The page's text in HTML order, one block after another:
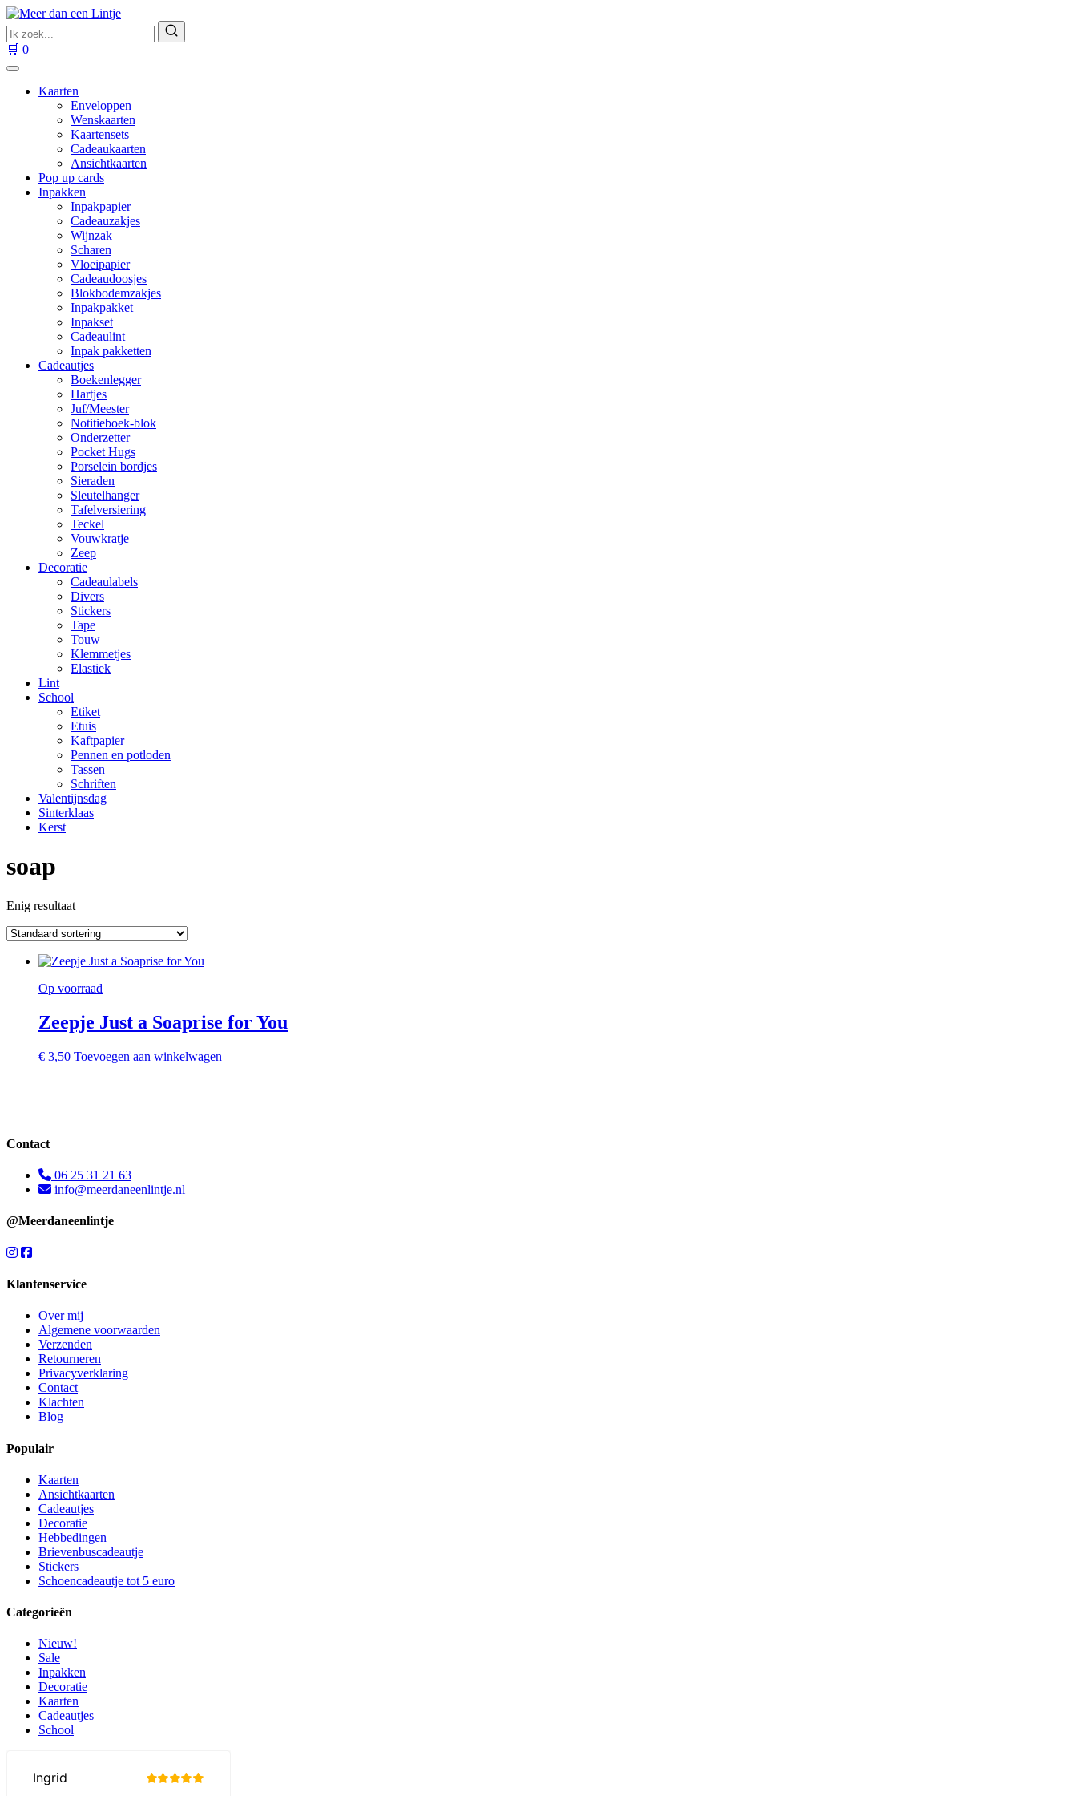
Ga
naar
inhoud
Zoek
naar
producten
Zoeken
🛒 0
Kaarten
Enveloppen
Wenskaarten
Kaartensets
Cadeaukaarten
Ansichtkaarten
Pop up cards
Inpakken
Inpakpapier
Cadeauzakjes
Wijnzak
Scharen
Vloeipapier
Cadeaudoosjes
Blokbodemzakjes
Inpakpakket
Inpakset
Cadeaulint
Inpak pakketten
Cadeautjes
Boekenlegger
Hartjes
Juf/Meester
Notitieboek-blok
Onderzetter
Pocket Hugs
Porselein bordjes
Sieraden
Sleutelhanger
Tafelversiering
Teckel
Vouwkratje
Zeep
Decoratie
Cadeaulabels
Divers
Stickers
Tape
Touw
Klemmetjes
Elastiek
Lint
School
Etiket
Etuis
Kaftpapier
Pennen en potloden
Tassen
Schriften
Valentijnsdag
Sinterklaas
Kerst
soap
Enig resultaat
Op voorraad
Zeepje Just a Soaprise for You
€ 3,50 Toevoegen aan winkelwagen
Contact
06 25 31 21 63
info@meerdaneenlintje.nl
@Meerdaneenlintje
Klantenservice
Over mij
Algemene voorwaarden
Verzenden
Retourneren
Privacyverklaring
Contact
Klachten
Blog
Populair
Kaarten
Ansichtkaarten
Cadeautjes
Decoratie
Hebbedingen
Brievenbuscadeautje
Stickers
Schoencadeautje tot 5 euro
Categorieën
Nieuw!
Sale
Inpakken
Decoratie
Kaarten
Cadeautjes
School